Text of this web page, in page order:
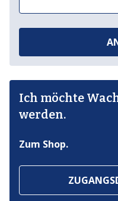
Ich möchte
werden.
Zum Shop.